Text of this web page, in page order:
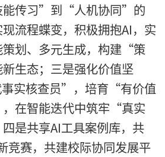
能传习”到“人机协同”的
流程蝶变，积极拥抱AI，实
策划、多元生成，构建“策
生态；三是强化价值坚
实核查员”，培育“有价值
在智能迭代中筑牢“真实
是共享AI工具案例库，共
赛，共建校际协同发展平